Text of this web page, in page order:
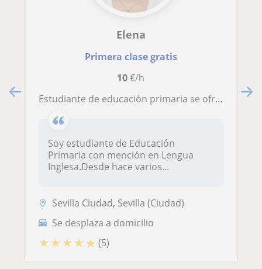
Elena
Primera clase gratis
10€/h
Estudiante de educación primaria se ofrece para impartir clases particulares a primaria y secundaria
Soy estudiante de Educación
Primaria con mención en Lengua
Inglesa.Desde hace varios...
Sevilla Ciudad, Sevilla (Ciudad)
Se desplaza a domicilio
★ ★ ★ ★ ★ (5)